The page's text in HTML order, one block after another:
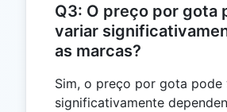
Q3: O preço por gota
variar
as marcas?
Sim, o preço por gota pode
significativamente